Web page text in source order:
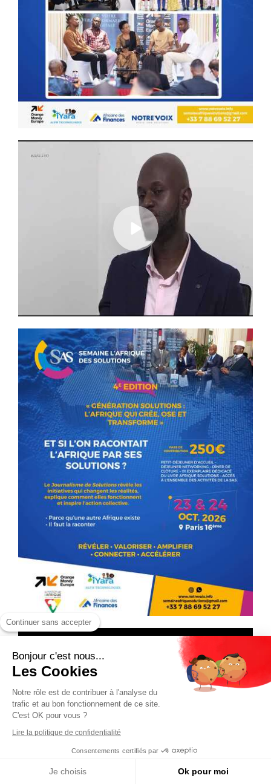
Continuer sans accepter
Bonjour c'est nous...
Les Cookies
Notre rôle est de contribuer à l'analyse du
trafic et au bon fonctionnement de ce site.
C'est OK pour vous ?
Lire la politique de confidentialité
Consentements certifiés par
Je choisis Ok pour moi